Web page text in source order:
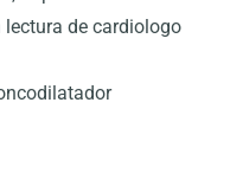
de cardiologo